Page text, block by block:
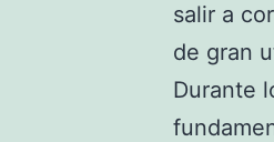
salir a
de gran
Durante